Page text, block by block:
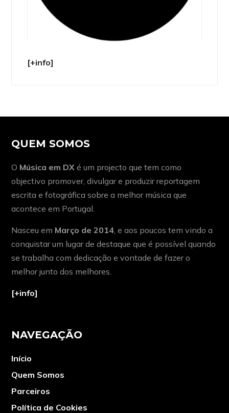
[+info]
QUEM SOMOS
O Música em DX é um projecto que tem como
objectivo promover, divulgar e produzir reportagem
escrita e fotográfica sobre a melhor música que
acontece em Portugal.
Nasceu em Março de 2014 , e aos poucos tem vindo a
conquistar um lugar de destaque que é possível quando
se trabalha com dedicação e vontade de fazer o
melhor junto dos melhores.
[+info]
NAVEGAÇÃO
Início
Quem Somos
Parceiros
Política de Cookies